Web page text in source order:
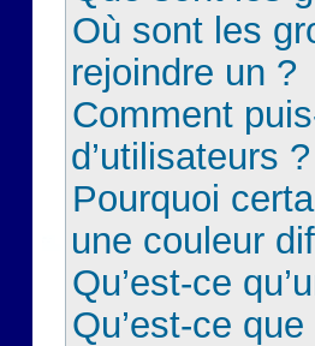
Où sont les
rejoindre un ?
Comment
d’utilisateurs ?
Pourquoi
une couleur
Qu’est-ce
Qu’est-ce